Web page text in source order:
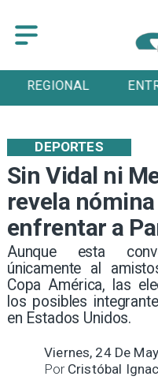
ENTRETENCIÓN
Sin Vidal ni
revela
enfrentar a
Aunque esta
únicamente al
Copa América, las
los posibles
en Estados Unidos.
DEPORTES
Viernes, 24 De
Cristóbal
Por